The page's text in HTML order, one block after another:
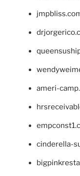
ameri-
cinderella-